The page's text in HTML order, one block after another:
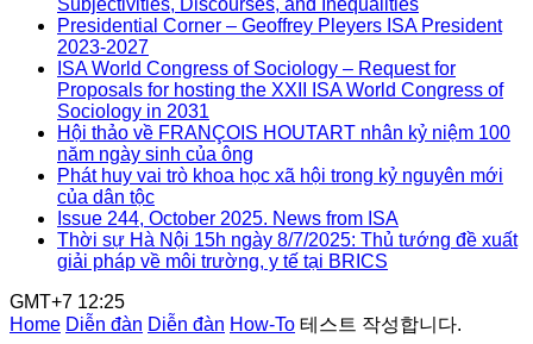
Subjectivities, Discourses, and Inequalities
Presidential Corner – Geoffrey Pleyers ISA President
2023-2027
ISA World Congress of Sociology – Request for
Proposals for hosting the XXII ISA World Congress of
Sociology in 2031
Hội thảo về FRANÇOIS HOUTART nhân kỷ niệm 100
năm ngày sinh của ông
Phát huy vai trò khoa học xã hội trong kỷ nguyên mới
của dân tộc
Issue 244, October 2025. News from ISA
Thời sự Hà Nội 15h ngày 8/7/2025: Thủ tướng đề xuất
giải pháp về môi trường, y tế tại BRICS
GMT+7 12:25
Home Diễn đàn Diễn đàn How-To 테스트 작성합니다.